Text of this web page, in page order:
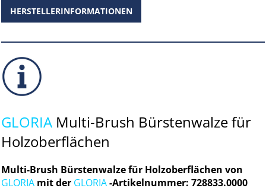
HERSTELLERINFORMATIONEN
GLORIA Multi-Brush Bürstenwalze für
Holzoberflächen
Multi-Brush Bürstenwalze für Holzoberflächen von
GLORIA mit der GLORIA-Artikelnummer: 728833.0000